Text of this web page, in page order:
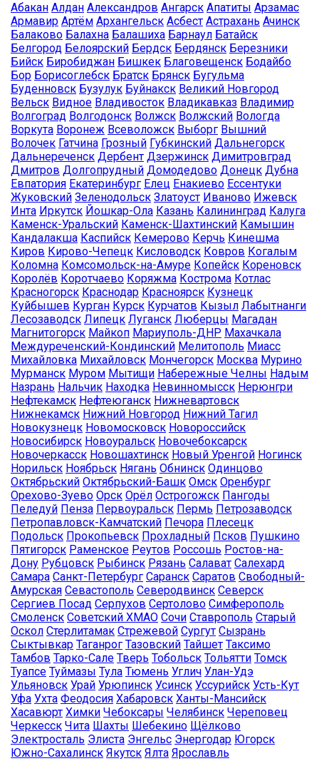
Абакан Алдан Александров Ангарск Апатиты Арзамас
Армавир Артём Архангельск Асбест Астрахань Ачинск
Балаково Балахна Балашиха Барнаул Батайск
Белгород Белоярский Бердск Бердянск Березники
Бийск Биробиджан Бишкек Благовещенск Бодайбо
Бор Борисоглебск Братск Брянск Бугульма
Буденновск Бузулук Буйнакск Великий Новгород
Вельск Видное Владивосток Владикавказ Владимир
Волгоград Волгодонск Волжск Волжский Вологда
Воркута Воронеж Всеволожск Выборг Вышний
Волочек Гатчина Грозный Губкинский Дальнегорск
Дальнереченск Дербент Дзержинск Димитровград
Дмитров Долгопрудный Домодедово Донецк Дубна
Евпатория Екатеринбург Елец Енакиево Ессентуки
Жуковский Зеленодольск Златоуст Иваново Ижевск
Инта Иркутск Йошкар-Ола Казань Калининград Калуга
Каменск-Уральский Каменск-Шахтинский Камышин
Кандалакша Каспийск Кемерово Керчь Кинешма
Киров Кирово-Чепецк Кисловодск Ковров Когалым
Коломна Комсомольск-на-Амуре Копейск Кореновск
Королёв Коротчаево Коряжма Кострома Котлас
Красногорск Краснодар Красноярск Кузнецк
Куйбышев Курган Курск Курчатов Кызыл Лабытнанги
Лесозаводск Липецк Луганск Люберцы Магадан
Магнитогорск Майкоп Мариуполь-ДНР Махачкала
Междуреченский-Кондинский Мелитополь Миасс
Михайловка Михайловск Мончегорск Москва Мурино
Мурманск Муром Мытищи Набережные Челны Надым
Назрань Нальчик Находка Невинномысск Нерюнгри
Нефтекамск Нефтеюганск Нижневартовск
Нижнекамск Нижний Новгород Нижний Тагил
Новокузнецк Новомосковск Новороссийск
Новосибирск Новоуральск Новочебоксарск
Новочеркасск Новошахтинск Новый Уренгой Ногинск
Норильск Ноябрьск Нягань Обнинск Одинцово
Октябрьский Октябрьский-Башк Омск Оренбург
Орехово-Зуево Орск Орёл Острогожск Пангоды
Пеледуй Пенза Первоуральск Пермь Петрозаводск
Петропавловск-Камчатский Печора Плесецк
Подольск Прокопьевск Прохладный Псков Пушкино
Пятигорск Раменское Реутов Россошь Ростов-на-
Дону Рубцовск Рыбинск Рязань Салават Салехард
Самара Санкт-Петербург Саранск Саратов Свободный-
Амурская Севастополь Северодвинск Северск
Сергиев Посад Серпухов Сертолово Симферополь
Смоленск Советский ХМАО Сочи Ставрополь Старый
Оскол Стерлитамак Стрежевой Сургут Сызрань
Сыктывкар Таганрог Тазовский Тайшет Таксимо
Тамбов Тарко-Сале Тверь Тобольск Тольятти Томск
Туапсе Туймазы Тула Тюмень Углич Улан-Удэ
Ульяновск Урай Урюпинск Усинск Уссурийск Усть-Кут
Уфа Ухта Феодосия Хабаровск Ханты-Мансийск
Хасавюрт Химки Чебоксары Челябинск Череповец
Черкесск Чита Шахты Шебекино Щёлково
Электросталь Элиста Энгельс Энергодар Югорск
Южно-Сахалинск Якутск Ялта Ярославль